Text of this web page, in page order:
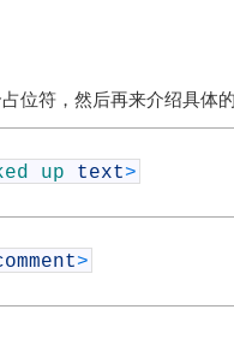
位符，然后再来介绍具体
up text>
>